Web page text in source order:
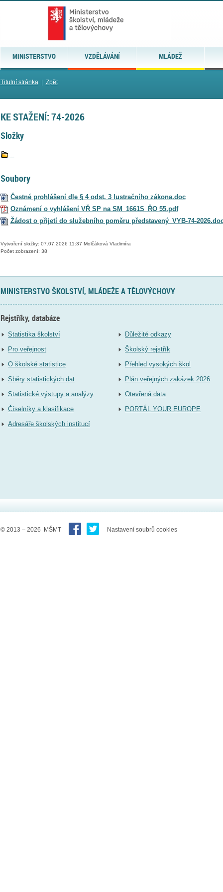
MINISTERSTVO VZDĚLÁVÁNÍ MLÁDEŽ
Titulní stránka| Zpět
KE STAŽENÍ: 74-2026
Složky
..
Soubory
Čestné prohlášení dle § 4 odst. 3 lustračního zákona.doc
Oznámení o vyhlášení VŘ SP na SM_1661S_ŘO 55.pdf
Žádost o přijetí do služebního poměru představený_VYB-74-
Vytvoření složky: 07.07.2026 11:37 Molčáková Vladimíra
Počet zobrazení: 38
MINISTERSTVO ŠKOLSTVÍ, MLÁDEŽE A TĚLOVÝCHOVY
Rejstříky, databáze
Statistika školství
Pro veřejnost
O školské statistice
Sběry statistických dat
Statistické výstupy a analýzy
Číselníky a klasifikace
Adresáře školských institucí
Důležité odkazy
Školský rejstřík
Přehled vysokých škol
Plán veřejných zakázek 2026
Otevřená data
PORTÁL YOUR EUROPE
© 2013 – 2026 MŠMT Nastavení soubrů cookies